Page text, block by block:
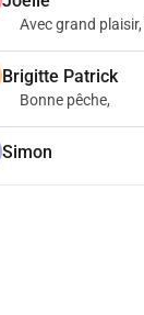
Avec grand
Brigitte Patrick
Bonne pêche,
Simon